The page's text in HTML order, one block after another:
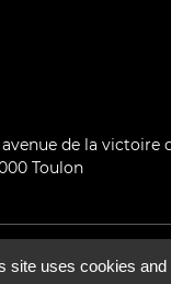
de la victoire
Toulon
:epartenair e
site uses cookies